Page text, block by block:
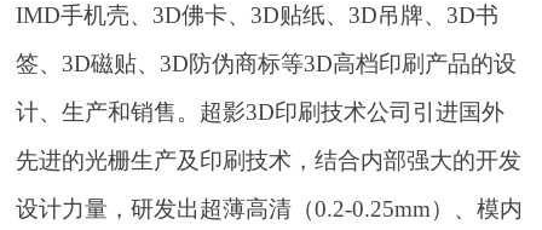
IMD手机壳、3D佛卡、3D贴纸、3D吊牌、3D书
签、3D磁贴、3D防伪商标等3D高档印刷产品的设
计、生产和销售。超影3D印刷技术公司引进国外
先进的光栅生产及印刷技术，结合内部强大的开发
设计力量，研发出超薄高清（0.2-0.25mm）、模内